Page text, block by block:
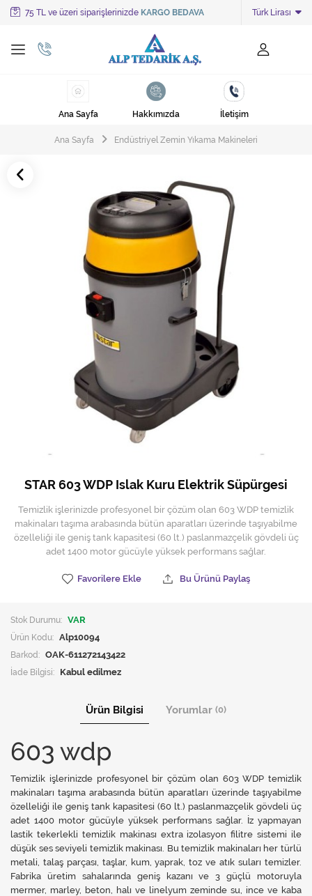
75 TL ve üzeri siparişlerinizde KARGO BEDAVA Türk Lirası
Tüm Kategoriler
Ayakkabı Cila Makineleri
Cila Makineleri
Çöp Kovası
Çöp Torbaları
Endüstriyel Zemin Yıkama Makineleri
Halı Kurutma Makineleri
Halı Yıkama Makinesi
Hijyen Malzemeleri
Mekanik Dış Alan Süpürücüler
Tek-Çift Kovalı Temizlik Arabası
Toptan Temizlik Malzemeleri
Ana Sayfa Hakkımızda İletişim
Ana Sayfa Endüstriyel Zemin Yıkama Makineleri
STAR 603 WDP Islak Kuru Elektrik Süpürgesi
Temizlik işlerinizde profesyonel bir çözüm olan 603 WDP temizlik
makinaları taşıma arabasında bütün aparatları üzerinde taşıyabilme
özelleliği ile geniş tank kapasitesi (60 lt.) paslanmazçelik gövdeli üç
adet 1400 motor gücüyle yüksek performans sağlar.
Favorilere Ekle Bu Ürünü Paylaş
Stok Durumu: VAR
Ürün Kodu: Alp10094
Barkod: OAK-611272143422
İade Bilgisi:
Ürün Bilgisi Yorumlar (0)
603 wdp
Temizlik işlerinizde profesyonel bir çözüm olan 603 WDP temizlik
makinaları taşıma arabasında bütün aparatları üzerinde taşıyabilme
özelleliği ile geniş tank kapasitesi (60 lt.) paslanmazçelik gövdeli üç
adet 1400 motor gücüyle yüksek performans sağlar. İz yapmayan
lastik tekerlekli temizlik makinası extra izolasyon filitre sistemi ile
düşük ses seviyeli temizlik makinası. Bu temizlik makinaları her türlü
metali, talaş parçası, taşlar, kum, yaprak, toz ve atık suları temizler.
Fabrika üretim sahalarında geniş kazanı ve 3 güçlü motoruyla
mermer, marley, beton, halı ve linelyum zeminde su, ince ve kaba